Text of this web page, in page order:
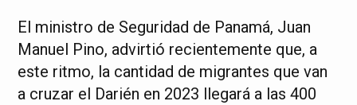
El ministro de Seguridad de Panamá, Juan
Manuel Pino, advirtió recientemente que, a
este ritmo, la cantidad de migrantes que van
a cruzar el Darién en 2023 llegará a las 400